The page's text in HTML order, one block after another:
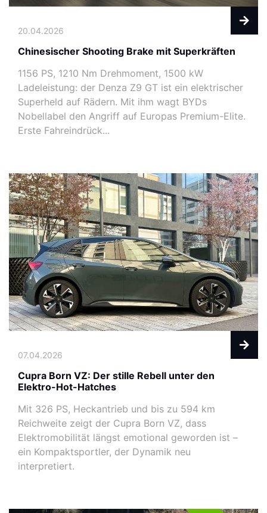
20.04.2026
Chinesischer Shooting Brake mit Superkräften
1156 PS, 1210 Nm Drehmoment, 1500 kW
Ladeleistung: der Denza Z9 GT ist ein elektrischer
Superheld auf Rädern. Mit ihm wagt BYDs
Nobellabel den Angriff auf Europas Premium-Elite.
Erste Fahreindrück...
07.04.2026
Cupra Born VZ: Der stille Rebell unter den
Elektro-Hot-Hatches
Mit 326 PS, Heckantrieb und bis zu 594 km
Reichweite zeigt der Cupra Born VZ, dass
Elektromobilität längst emotional geworden ist –
ein Kompaktsportler, der Dynamik neu
interpretiert.